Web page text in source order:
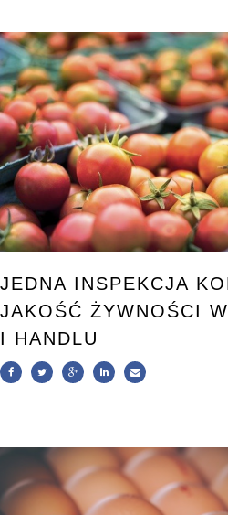
JEDNA INSPEKCJA
JAKOŚĆ ŻYWNOŚCI
I HANDLU